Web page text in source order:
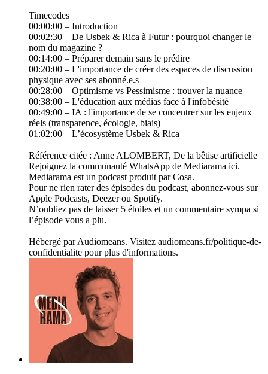
Timecodes
00:00:00 – Introduction
00:02:30 – De Usbek & Rica à Futur : pourquoi changer le
nom du magazine ?
00:14:00 – Préparer demain sans le prédire
00:20:00 – L'importance de créer des espaces de discussion
physique avec ses abonné.e.s
00:28:00 – Optimisme vs Pessimisme : trouver la nuance
00:38:00 – L'éducation aux médias face à l'infobésité
00:49:00 – IA : l'importance de se concentrer sur les enjeux
réels (transparence, écologie, biais)
01:02:00 – L’écosystème Usbek & Rica
Référence citée : Anne ALOMBERT, De la bêtise artificielle
Rejoignez la communauté WhatsApp de Mediarama ici.
Mediarama est un podcast produit par Cosa.
Pour ne rien rater des épisodes du podcast, abonnez-vous sur
Apple Podcasts, Deezer ou Spotify.
N’oubliez pas de laisser 5 étoiles et un commentaire sympa si
l’épisode vous a plu.
Hébergé par Audiomeans. Visitez audiomeans.fr/politique-de-
confidentialite pour plus d'informations.